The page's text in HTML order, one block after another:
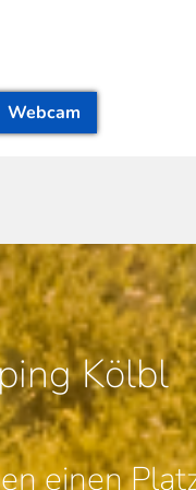
Webcam
Kölbl
einen